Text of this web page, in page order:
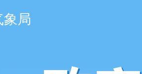
象局